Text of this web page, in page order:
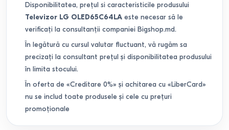
Disponibilitatea, prețul si caracteristicile produsului
Televizor LG OLED65C64LA este necesar să le
verificați la consultanții companiei Bigshop.md.
În legătură cu cursul valutar fluctuant, vă rugăm sa
precizați la consultant prețul și disponibilitatea produsului
în limita stocului.
În oferta de «Creditare 0%» și achitarea cu «LiberCard»
nu se includ toate produsele și cele cu prețuri
promoționale